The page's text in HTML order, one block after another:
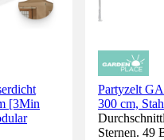
[3Min
Partyzelt
300 cm,
Sternen. 49